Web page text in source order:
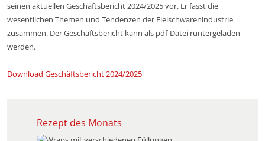
seinen aktuellen Geschäftsbericht 2024/2025 vor. Er fasst die
wesentlichen Themen und Tendenzen der Fleischwarenindustrie
zusammen. Der Geschäftsbericht kann als pdf-Datei runtergeladen
werden.
Download Geschäftsbericht 2024/2025
Rezept des Monats